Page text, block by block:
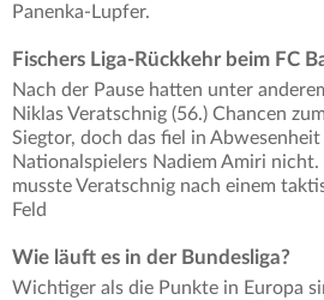
Panenka-Lupfer.
Fischers Liga-Rückkehr beim FC
Nach der Pause hatten unter
Niklas Veratschnig (56.) Chancen
Siegtor, doch das fiel in
Nationalspielers Nadiem Amiri
musste Veratschnig nach einem
Feld
Wie läuft es in der Bundesliga?
Wichtiger als die Punkte in Europa